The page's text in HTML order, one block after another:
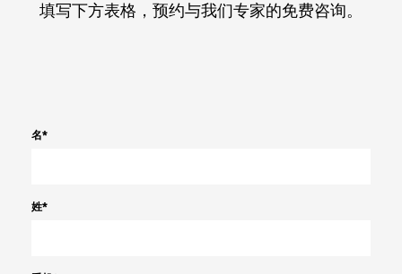
填写下方表格，预约与我们专家的免费咨询。
名*
姓*